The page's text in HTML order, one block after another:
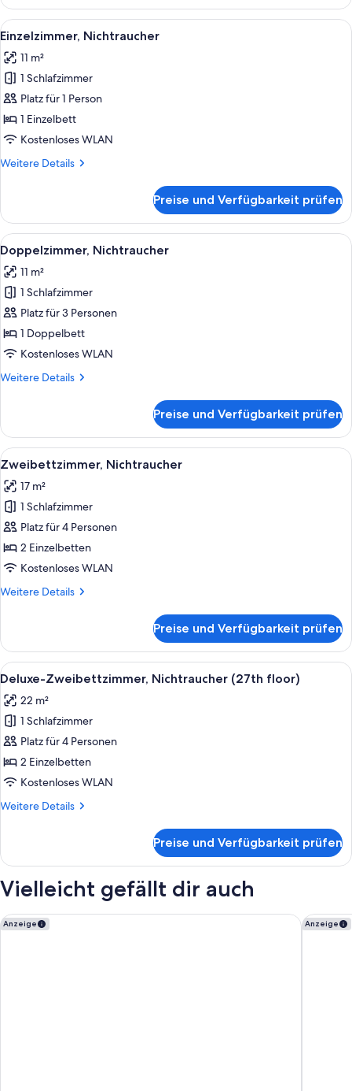
Alle
Fotos
für
Einzelzimmer,
Nichtraucher
anzeigen
Ein Hotelzimmer mit einem Bett,
13
Einzelzimmer, Nichtraucher
11 m²
1 Schlafzimmer
Platz für 1 Person
1 Einzelbett
Kostenloses WLAN
Weitere Details
Weitere
Nichtraucher
Preise und Verfügbarkeit prüfen
Alle
Fotos
für
Doppelzimmer,
Nichtraucher
anzeigen
Ein Hotelzimmer mit einem großen
13
Doppelzimmer, Nichtraucher
11 m²
1 Schlafzimmer
Platz für 3 Personen
1 Doppelbett
Kostenloses WLAN
Weitere Details
Weitere
Nichtraucher
Preise und Verfügbarkeit prüfen
Alle
Fotos
für
Zweibettzimmer,
Nichtraucher
anzeigen
Ein Hotelzimmer mit zwei Betten,
13
Zweibettzimmer, Nichtraucher
17 m²
1 Schlafzimmer
Platz für 4 Personen
2 Einzelbetten
Kostenloses WLAN
Weitere Details
Weitere
Nichtraucher
Preise und Verfügbarkeit prüfen
Alle
Fotos
für
Deluxe-
Zweibettzimmer,
Nichtraucher
(27th
anzeigen
Ein Hotelzimmer mit zwei Betten,
12
Deluxe-Zweibettzimmer, Nichtraucher (27th floor)
22 m²
1 Schlafzimmer
Platz für 4 Personen
2 Einzelbetten
Kostenloses WLAN
Weitere Details
Weitere
Zweibettzimmer,
(27th
Preise und Verfügbarkeit prüfen
Vielleicht gefällt dir auch
Anzeige
Kichijoji Tokyu REI Hotel Anzeige
The